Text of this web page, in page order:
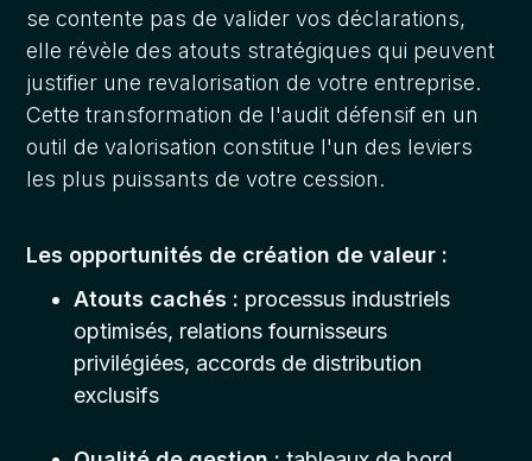
se contente pas de valider vos déclarations,
elle révèle des atouts stratégiques qui peuvent
justifier une revalorisation de votre entreprise.
Cette transformation de l'audit défensif en un
outil de valorisation constitue l'un des leviers
les plus puissants de votre cession.
Les opportunités de création de valeur :
Atouts cachés : processus industriels
optimisés, relations fournisseurs
privilégiées, accords de distribution
exclusifs